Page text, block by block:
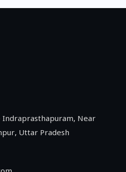
का लक, डेवलपमेंट का
Indraprasthapuram, Near
Uttar Pradesh